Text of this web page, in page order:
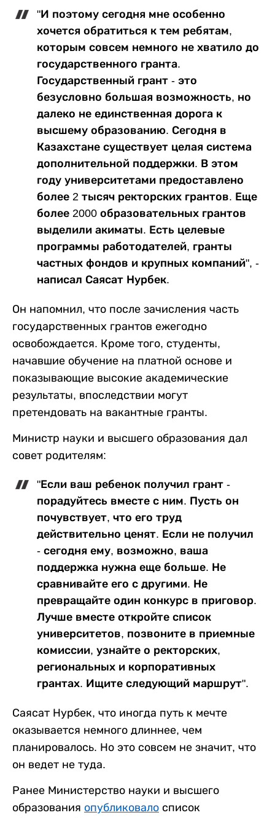
"И поэтому сегодня мне особенно
хочется обратиться к тем ребятам,
которым совсем немного не хватило до
государственного гранта.
Государственный грант - это
безусловно большая возможность, но
далеко не единственная дорога к
высшему образованию. Сегодня в
Казахстане существует целая система
дополнительной поддержки. В этом
году университетами предоставлено
более 2 тысяч ректорских грантов. Еще
более 2000 образовательных грантов
выделили акиматы. Есть целевые
программы работодателей, гранты
частных фондов и крупных компаний", -
написал Саясат Нурбек.
Он напомнил, что после зачисления часть
государственных грантов ежегодно
освобождается. Кроме того, студенты,
начавшие обучение на платной основе и
показывающие высокие академические
результаты, впоследствии могут
претендовать на вакантные гранты.
Министр науки и высшего образования дал
совет родителям:
"Если ваш ребенок получил грант -
порадуйтесь вместе с ним. Пусть он
почувствует, что его труд
действительно ценят. Если не получил
- сегодня ему, возможно, ваша
поддержка нужна еще больше. Не
сравнивайте его с другими. Не
превращайте один конкурс в приговор.
Лучше вместе откройте список
университетов, позвоните в приемные
комиссии, узнайте о ректорских,
региональных и корпоративных
грантах. Ищите следующий маршрут".
Саясат Нурбек, что иногда путь к мечте
оказывается немного длиннее, чем
планировалось. Но это совсем не значит, что
он ведет не туда.
Ранее Министерство науки и высшего
образования опубликовало список